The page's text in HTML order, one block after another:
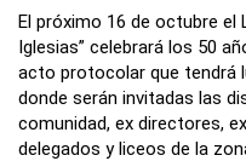
El próximo 16 de octubre el
Iglesias” celebrará los 50
acto protocolar que tendrá
donde serán invitadas las
comunidad, ex directores,
delegados y liceos de la